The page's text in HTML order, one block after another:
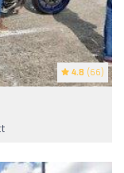
4.8 (66)